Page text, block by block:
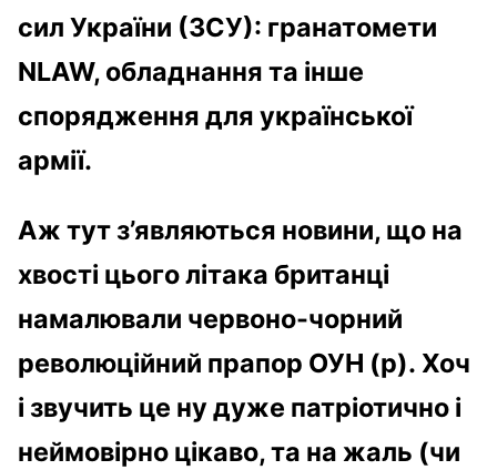
сил України (ЗСУ): гранатомети
NLAW, обладнання та інше
спорядження для української
армії.
Аж тут з’являються новини, що на
хвості цього літака британці
намалювали червоно-чорний
революційний прапор ОУН (р). Хоч
і звучить це ну дуже патріотично і
неймовірно цікаво, та на жаль (чи